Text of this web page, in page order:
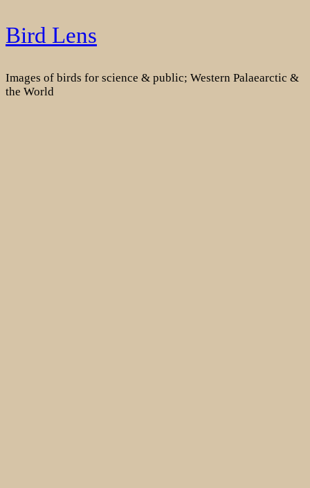
Skip
to
Bird Lens
Images of birds for science & public; Western Palaearctic &
the World